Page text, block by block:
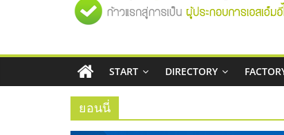
บริษัท
วิธีเลือกผู้ให้
เริ่มยังไงให้
สัมมนาออนไ
บริการน้ำมัน
"ศูนย์
รวม
ข้อมูล
ธุรกิจ
START DIRECTORY
ยอนนี่